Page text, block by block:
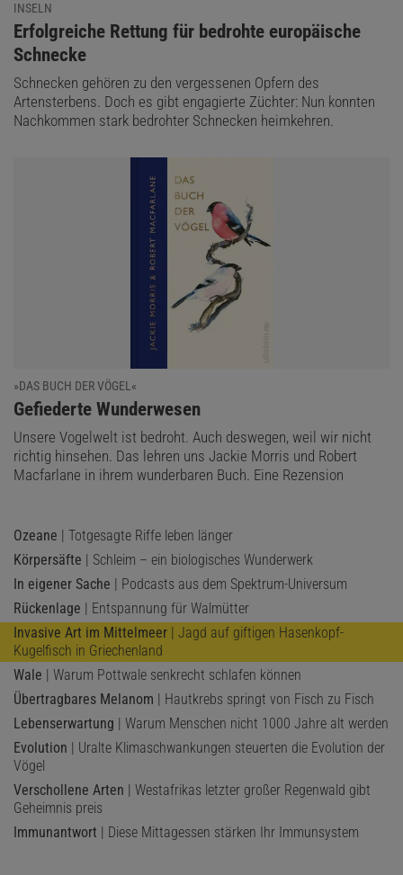
INSELN
:
Erfolgreiche Rettung für bedrohte europäische
Schnecke
Schnecken gehören zu den vergessenen Opfern des
Artensterbens. Doch es gibt engagierte Züchter: Nun konnten
Nachkommen stark bedrohter Schnecken heimkehren.
»DAS BUCH DER VÖGEL«
:
Gefiederte Wunderwesen
Unsere Vogelwelt ist bedroht. Auch deswegen, weil wir nicht
richtig hinsehen. Das lehren uns Jackie Morris und Robert
Macfarlane in ihrem wunderbaren Buch. Eine Rezension
Ozeane | Totgesagte Riffe leben länger
Körpersäfte | Schleim – ein biologisches Wunderwerk
In eigener Sache | Podcasts aus dem Spektrum-Universum
Rückenlage | Entspannung für Walmütter
Invasive Art im Mittelmeer | Jagd auf giftigen Hasenkopf-
Kugelfisch in Griechenland
Wale | Warum Pottwale senkrecht schlafen können
Übertragbares Melanom | Hautkrebs springt von Fisch zu Fisch
Lebenserwartung | Warum Menschen nicht 1000 Jahre alt werden
Evolution | Uralte Klimaschwankungen steuerten die Evolution der
Vögel
Verschollene Arten | Westafrikas letzter großer Regenwald gibt
Geheimnis preis
Immunantwort | Diese Mittagessen stärken Ihr Immunsystem